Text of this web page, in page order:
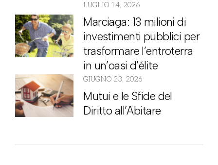
LUGLIO 14, 2026
Marciaga: 13 milioni di
investimenti pubblici per
trasformare l’entroterra
in un’oasi d’élite
GIUGNO 23, 2026
Mutui e le Sfide del
Diritto all’Abitare